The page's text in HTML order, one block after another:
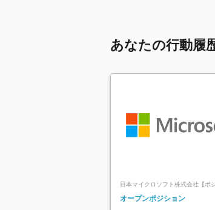
あなたの行動履
日本マイクロソフト株式会社【ポ
ッチ登録】
オープンポジション